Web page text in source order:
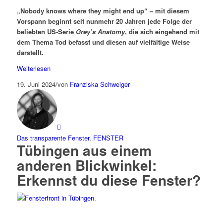
„Nobody knows where they might end up“ – mit diesem
Vorspann beginnt seit nunmehr 20 Jahren jede Folge der
beliebten US-Serie Grey’s Anatomy, die sich eingehend mit
dem Thema Tod befasst und diesen auf vielfältige Weise
darstellt.
Weiterlesen
19. Juni 2024/von Franziska Schweiger
Das transparente Fenster, FENSTER
Tübingen aus einem
anderen Blickwinkel​:
Erkennst du diese Fenster?​